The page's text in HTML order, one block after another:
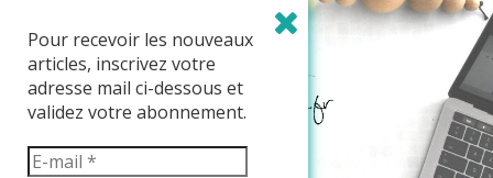
Pour recevoir les nouveaux
articles, inscrivez votre
adresse mail ci-dessous et
validez votre abonnement.